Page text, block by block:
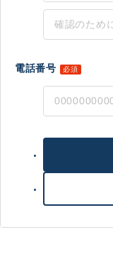
電話番号 必須